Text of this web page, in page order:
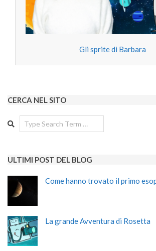
Gli sprite di Barbara
CERCA NEL SITO
Search
ULTIMI POST DEL BLOG
Come hanno trovato il primo
La grande Avventura di Rosetta